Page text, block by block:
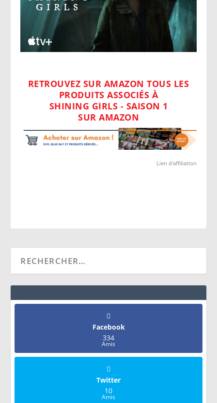
RETROUVEZ SUR AMAZON TOUS LES
PRODUITS ASSOCIÉS À
SHINING GIRLS - SAISON 1
SUR AMAZON
Lien d'affiliation
Facebook
334
Amis
Twitter
10
Amis